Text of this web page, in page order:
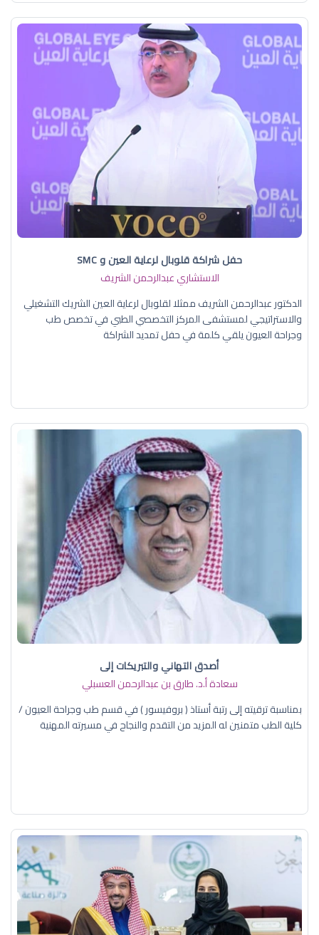
حفل شراكة قلوبال لرعاية العين و SMC
الاستشاري عبدالرحمن الشريف
الدكتور عبدالرحمن الشريف ممثلا لقلوبال لرعاية العين الشريك التشغيلي
والاستراتيجي لمستشفى المركز التخصصي الطبي في تخصص طب
وجراحة العيون يلقي كلمة في حفل تمديد الشراكة
أصدق التهاني والتبريكات إلى
سعادة أ.د. ​طارق بن عبدالرحمن العسبلي
بمناسبة ترقيته إلى رتبة أستاذ ( بروفيسور ) في قسم طب وجراحة العيون /
كلية الطب متمنين له المزيد من التقدم والنجاح في مسيرته المهنية